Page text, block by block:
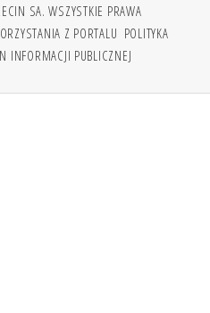
SA. WSZYSTKIE PRAWA
Z PORTALU POLITYKA
INFORMACJI PUBLICZNEJ